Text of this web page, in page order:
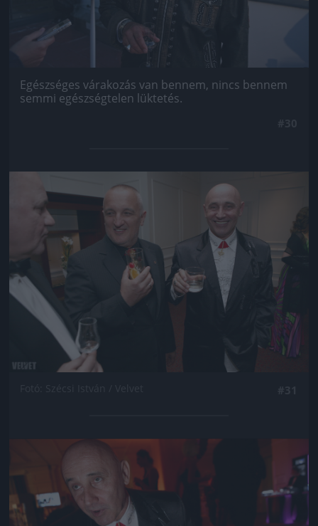
Egészséges várakozás van bennem, nincs bennem
semmi egészségtelen lüktetés.
Jön még kép!
Jön még kép!